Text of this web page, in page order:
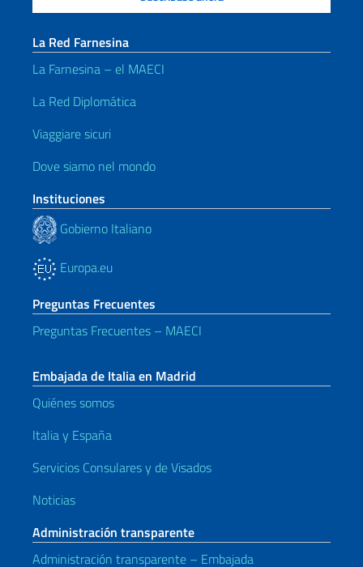
La Red Farnesina
La Farnesina – el MAECI
La Red Diplomática
Viaggiare sicuri
Dove siamo nel mondo
Instituciones
Gobierno Italiano
Europa.eu
Preguntas Frecuentes
Preguntas Frecuentes – MAECI
Embajada de Italia en Madrid
Quiénes somos
Italia y España
Servicios Consulares y de Visados
Noticias
Administración transparente
Administración transparente – Embajada